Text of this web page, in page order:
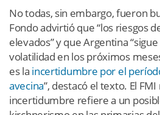
No todas, sin embargo, fueron
Fondo advirtió que “los riesgos
elevados” y que Argentina
volatilidad en los próximos
es la incertidumbre por el
avecina”, destacó el texto. El
incertidumbre refiere a un